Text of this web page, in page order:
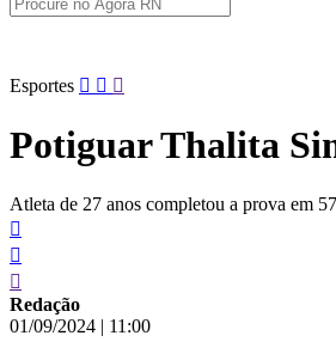
Pular
para
conteúdo
Esportes
Potiguar Thalita
Atleta de 27 anos completou a prova em
Redação
01/09/2024 | 11:00